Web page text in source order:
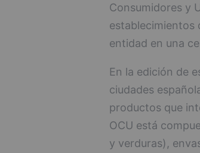
Consumidores y
establecimientos
entidad en una
En la edición de
ciudades
productos que
OCU está
y verduras),